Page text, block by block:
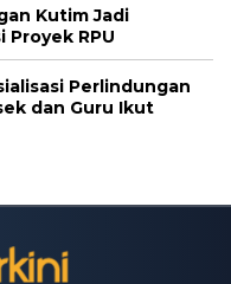
Kutim Jadi
Proyek RPU
Perlindungan
dan Guru Ikut